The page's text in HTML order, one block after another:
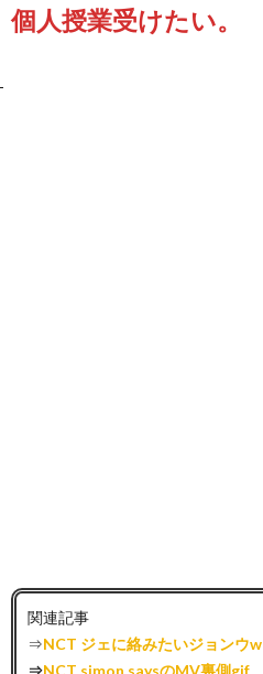
個人授業受けたい。
関連記事
⇒NCT ジェに絡みたいジョンウw
⇒NCT simon saysのMV裏側gif